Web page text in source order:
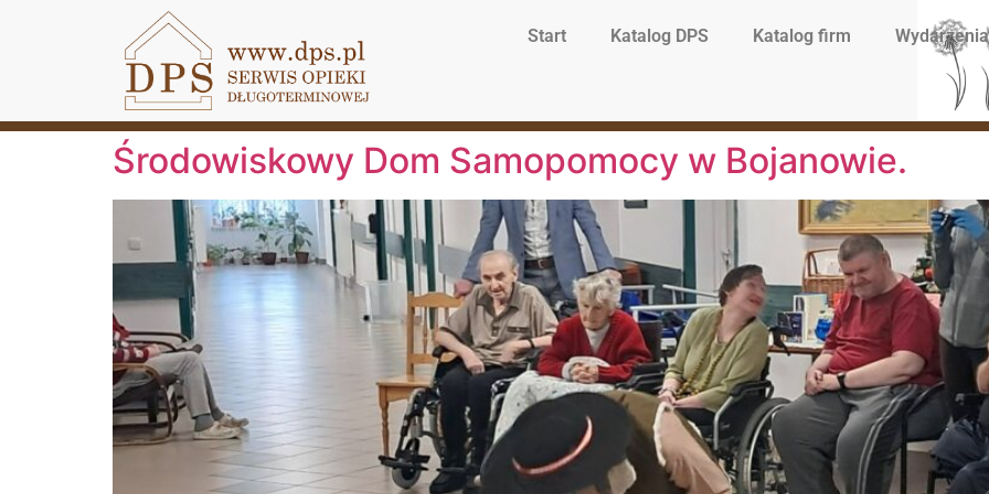
Start Katalog DPS Katalog firm
Środowiskowy Dom Samopomocy w Bojanowie.